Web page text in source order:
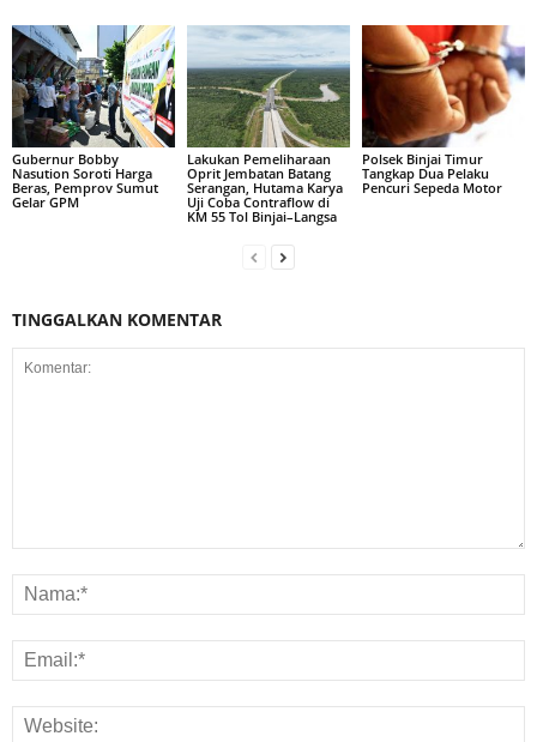
Gubernur Bobby
Nasution Soroti Harga
Beras, Pemprov Sumut
Gelar GPM
Lakukan Pemeliharaan
Oprit Jembatan Batang
Serangan, Hutama Karya
Uji Coba Contraflow di
KM 55 Tol Binjai–Langsa
Polsek Binjai Timur
Tangkap Dua Pelaku
Pencuri Sepeda Motor
TINGGALKAN KOMENTAR